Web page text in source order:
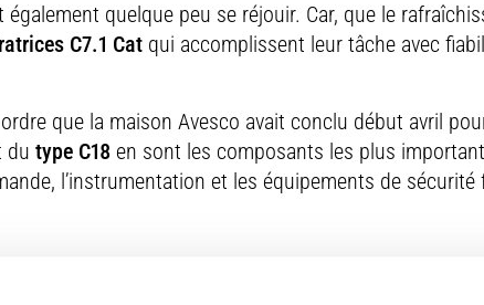
également quelque peu se réjouir. Car, que le
C7.1 Cat qui accomplissent leur tâche avec
que la maison Avesco avait conclu début avril
du type C18 en sont les composants les plus
l’instrumentation et les équipements de
en serait à l’origine»